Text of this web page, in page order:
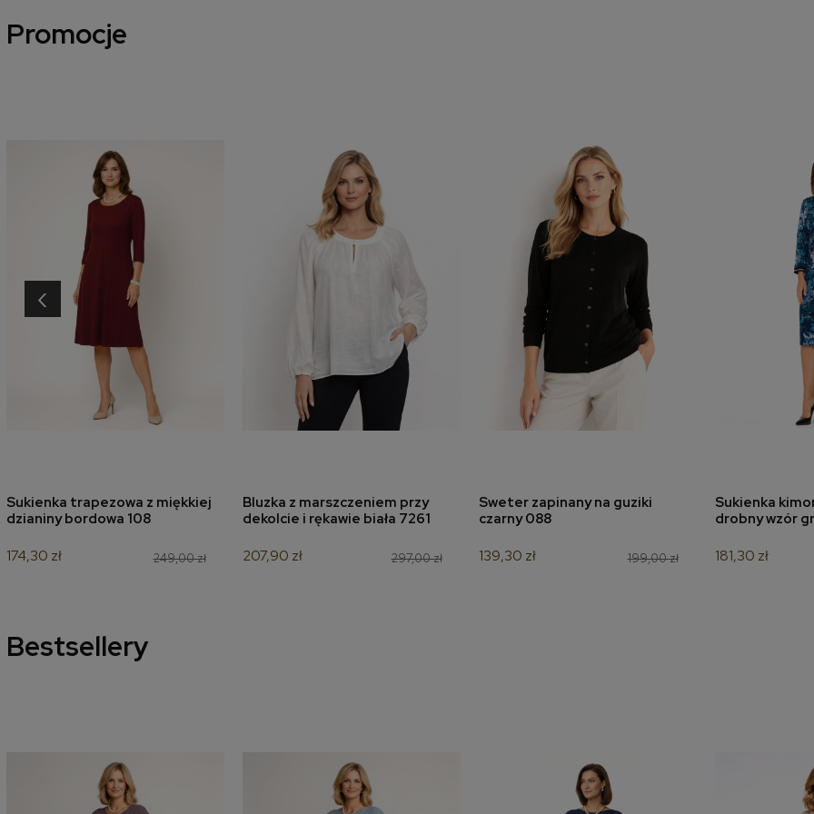
Promocje
dodaj do koszyka
Sukienka trapezowa z miękkiej
dzianiny bordowa 108
249,00 zł
174,30 zł
dodaj do koszyka
Bluzka z marszczeniem przy
dekolcie i rękawie biała 7261
297,00 zł
207,90 zł
dodaj do koszyka
Sweter zapinany na guziki
czarny 088
199,00 zł
139,30 zł
dodaj
Sukienka
drobny wzór
181,30 zł
‹
Bestsellery